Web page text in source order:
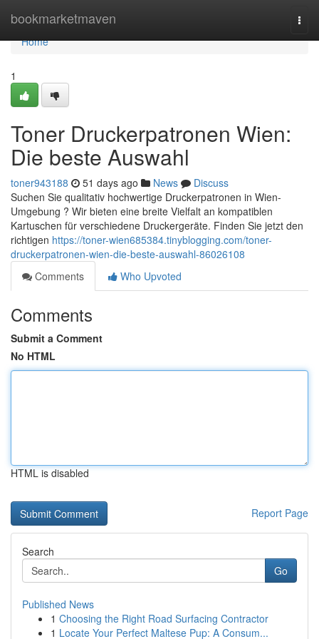
bookmarketmaven
Home
Home
1
Toner Druckerpatronen Wien:
Die beste Auswahl
toner943188 51 days ago News
Discuss
Suchen Sie qualitativ hochwertige Druckerpatronen in Wien-
Umgebung ? Wir bieten eine breite Vielfalt an kompatiblen
Kartuschen für verschiedene Druckergeräte. Finden Sie jetzt den
richtigen https://toner-wien685384.tinyblogging.com/toner-
druckerpatronen-wien-die-beste-auswahl-86026108
Comments
Who Upvoted
Comments
Submit a Comment
No HTML
HTML is disabled
Report Page
Search
Go
Published News
1 Choosing the Right Road Surfacing Contractor
1 Locate Your Perfect Maltese Pup: A Consum...